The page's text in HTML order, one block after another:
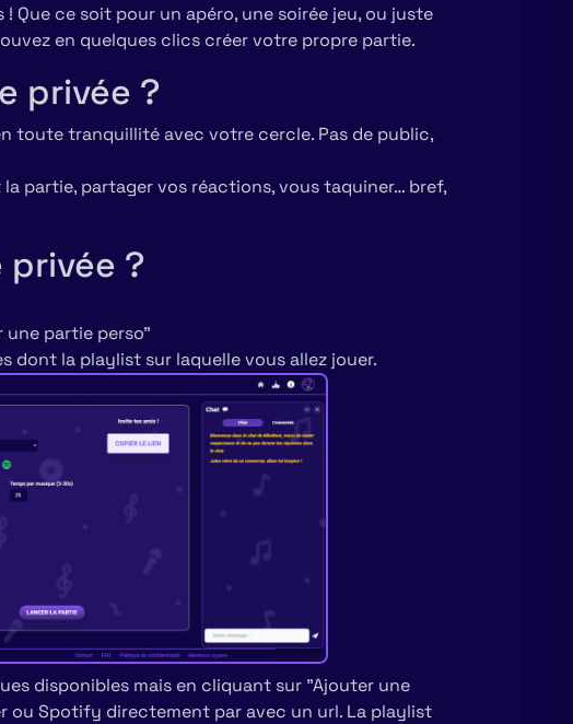
Que ce soit pour un apéro, une soirée jeu, ou juste
en quelques clics créer votre propre partie.
privée ?
toute tranquillité avec votre cercle. Pas de public,
partie, partager vos réactions, vous taquiner… bref,
?
une partie perso"
dont la playlist sur laquelle vous allez jouer.
disponibles mais en cliquant sur "Ajouter une
ou Spotify directement par avec un url. La playlist